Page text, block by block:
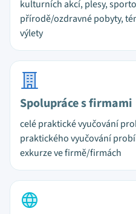
kulturních akcí, plesy,
přírodě/ozdravné pobyty,
výlety
Spolupráce s firmami
celé praktické vyučování
praktického vyučování
exkurze ve firmě/firmách